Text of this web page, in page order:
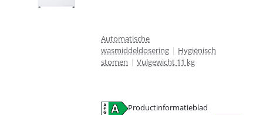
Automatische
wasmiddeldosering | Hygiënisch
stomen | Vulgewicht 11 kg
Productinformatieblad